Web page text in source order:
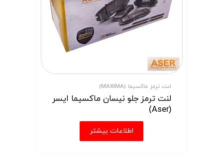
لنت ترمز ماکسیما (MAXIMA)
لنت ترمز جلو نیسان ماکسیما ایسر
(Aser)
اطلاعات بیشتر